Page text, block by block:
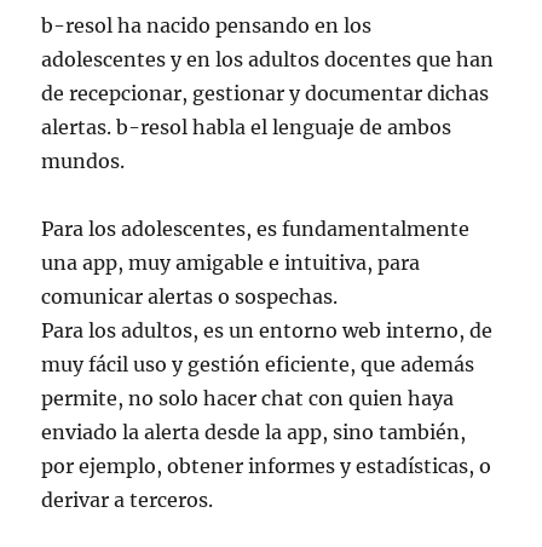
b-resol ha nacido pensando en los
adolescentes y en los adultos docentes que han
de recepcionar, gestionar y documentar dichas
alertas. b-resol habla el lenguaje de ambos
mundos.
Para los adolescentes, es fundamentalmente
una app, muy amigable e intuitiva, para
comunicar alertas o sospechas.
Para los adultos, es un entorno web interno, de
muy fácil uso y gestión eficiente, que además
permite, no solo hacer chat con quien haya
enviado la alerta desde la app, sino también,
por ejemplo, obtener informes y estadísticas, o
derivar a terceros.